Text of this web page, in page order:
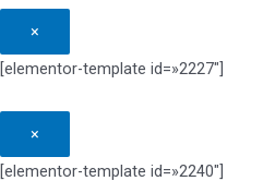
×
[elementor-template id=»2227″]
×
[elementor-template id=»2240″]